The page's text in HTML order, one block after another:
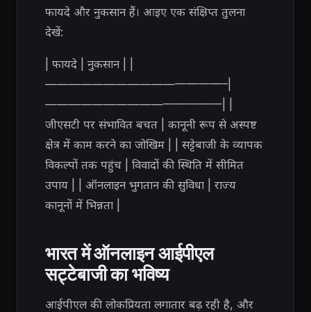
फायदे और नुकसान हैं। आइए एक संक्षिप्त तुलना
देखें:
| फायदे | नुकसान | |
———————————————–|
———————————————| |
जीएसटी पर संभावित बचत | कानूनी रूप से अस्पष्ट
क्षेत्र में काम करने का जोखिम | | सट्टेबाजी के व्यापक
विकल्पों तक पहुंच | विवादों की स्थिति में सीमित
उपाय | | ऑनलाइन भुगतान की सुविधा | राज्य
कानूनों में भिन्नता |
भारत में ऑनलाइन आईपीएल
सट्टेबाजी का भविष्य
आईपीएल की लोकप्रियता लगातार बढ़ रही है, और